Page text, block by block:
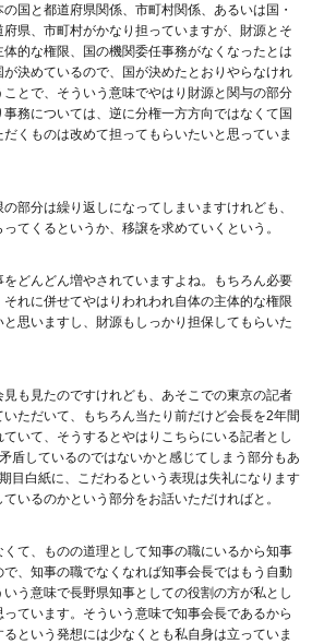
国と都道府県関係、市町村関係、あるいは国・
県、市町村がかなり担っていますが、財源とそ
的な権限、国の機関委任事務がなくなったとは
決めているので、国が決めたとおりやらなけれ
とで、そういう意味でやはり財源と関与の部分
務については、逆に分権一方方向ではなくて国
くものは改めて担ってもらいたいと思っていま
部分は繰り返しになってしまいますけれども、
てくるというか、移譲を求めていくという。
どんどん増やされていますよね。もちろん必要
れに併せてやはりわれわれ自体の主体的な権限
思いますし、財源もしっかり担保してもらいた
も見たのですけれども、あそこでの東京の記者
ただいて、もちろん当たり前だけど会長を2年間
いて、そうするとやはりこちらにいる記者とし
盾しているのではないかと感じてしまう部分もあ
目白紙に、こだわるという表現は失礼になります
いるのかという部分をお話いただければと。
て、ものの道理として知事の職にいるから知事
、知事の職でなくなれば知事会長ではもう自動
う意味で長野県知事としての役割の方が私とし
ています。そういう意味で知事会長であるから
という発想には少なくとも私自身は立っていま